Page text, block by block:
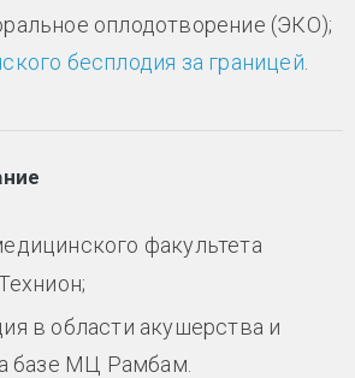
оплодотворение (ЭКО);
бесплодия за границей
факультета
в области акушерства и
базе МЦ Рамбам.